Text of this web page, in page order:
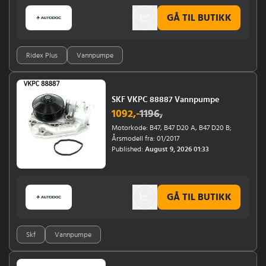
Ridex Plus Vannpumpe
GÅ TIL BUTIKK
SKF VKPC 88887 Vannpumpe
1092,-1196,
Motorkode: B47, B47 D20 A, B47 D20 B;
Årsmodell fra: 01/2017
Published: August 9, 2026 01:33
Skf Vannpumpe
GÅ TIL BUTIKK